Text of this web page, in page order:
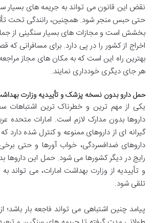
نقض این قانون می تواند به جریمه های بسیار
حتی حبس منجر شود. همچنین، رانندگی تحت
بخشش است و مجازات های بسیار سنگینی از
اخراج از کشور را در پی دارد. برای مسافرانی که
بهترین راه این است که به مکان های مجاز
هر جای دیگری خودداری نمایند.
حمل دارو بدون نسخه پزشک و تأییدیه وزارت
یکی از مهم ترین و خطرناک ترین اشتباهات
داروها بدون مدارک لازم است. امارات
گیرانه ای از داروهای ممنوعه و کنترل شده
داروهای ضدافسردگی، خواب آورها و حتی
رایج در دیگر کشورها می شود. حمل این
و تأییدیه از وزارت بهداشت امارات، می تواند
تلقی شود.
پیامد چنین اشتباهی می تواند فاجعه بار